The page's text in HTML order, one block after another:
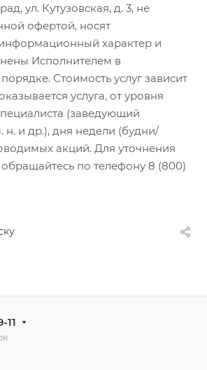
ул. Кутузовская, д. 3, не
офертой, носят
характер и
Исполнителем в
Стоимость услуг зависит
услуга, от уровня
(заведующий
н. и др.), дня недели (будни/
акций. Для уточнения
обращайтесь по телефону 8 (800)
11